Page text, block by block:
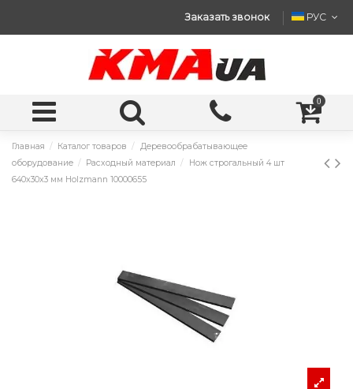
Заказать звонок РУС
0
Главная Каталог товаров
Деревообрабатывающее
оборудование
Расходный материал
Нож строгальный 4 шт
640x30x3 мм Holzmann 10000655